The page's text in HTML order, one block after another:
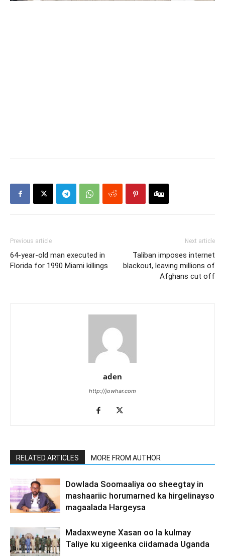
Previous article
64-year-old man executed in
Florida for 1990 Miami killings
Next article
Taliban imposes internet
blackout, leaving millions of
Afghans cut off
aden
http://jowhar.com
RELATED ARTICLES MORE FROM AUTHOR
Dowlada Soomaaliya oo sheegtay in
mashaariic horumarned ka hirgelinayso
magaalada Hargeysa
Madaxweyne Xasan oo la kulmay
Taliye ku xigeenka ciidamada Uganda